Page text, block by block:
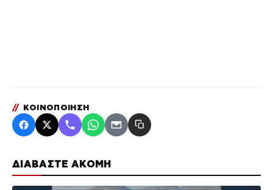
ΔΙΑΒΑΣΤΕ ΑΚΟΜΗ
// ΚΟΙΝΟΠΟΙΗΣΗ